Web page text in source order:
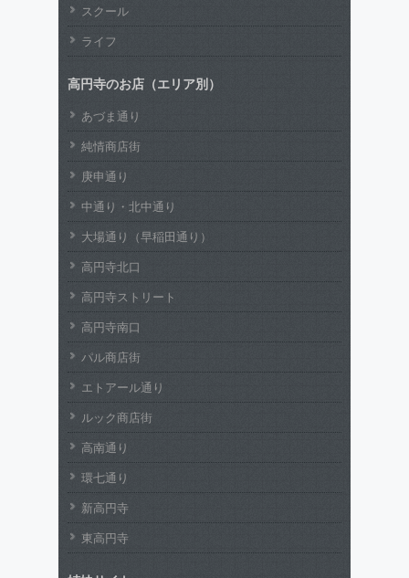
スクール
ライフ
高円寺のお店（エリア別）
あづま通り
純情商店街
庚申通り
中通り・北中通り
大場通り（早稲田通り）
高円寺北口
高円寺ストリート
高円寺南口
パル商店街
エトアール通り
ルック商店街
高南通り
環七通り
新高円寺
東高円寺